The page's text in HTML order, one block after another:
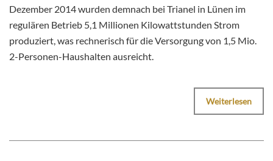
Dezember 2014 wurden demnach bei Trianel in Lünen im
regulären Betrieb 5,1 Millionen Kilowattstunden Strom
produziert, was rechnerisch für die Versorgung von 1,5 Mio.
2-Personen-Haushalten ausreicht.
Weiterlesen